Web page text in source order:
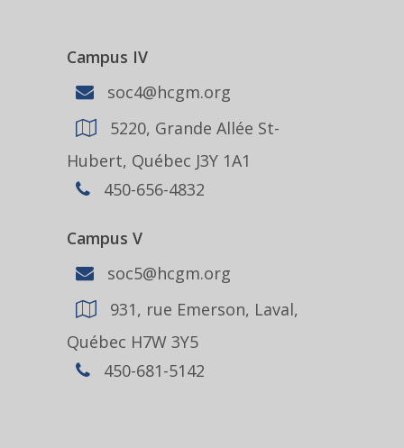
Campus IV
soc4@hcgm.org
5220, Grande Allée St-
Hubert, Québec J3Y 1A1
450-656-4832
Campus V
soc5@hcgm.org
931, rue Emerson, Laval,
Québec H7W 3Y5
450-681-5142